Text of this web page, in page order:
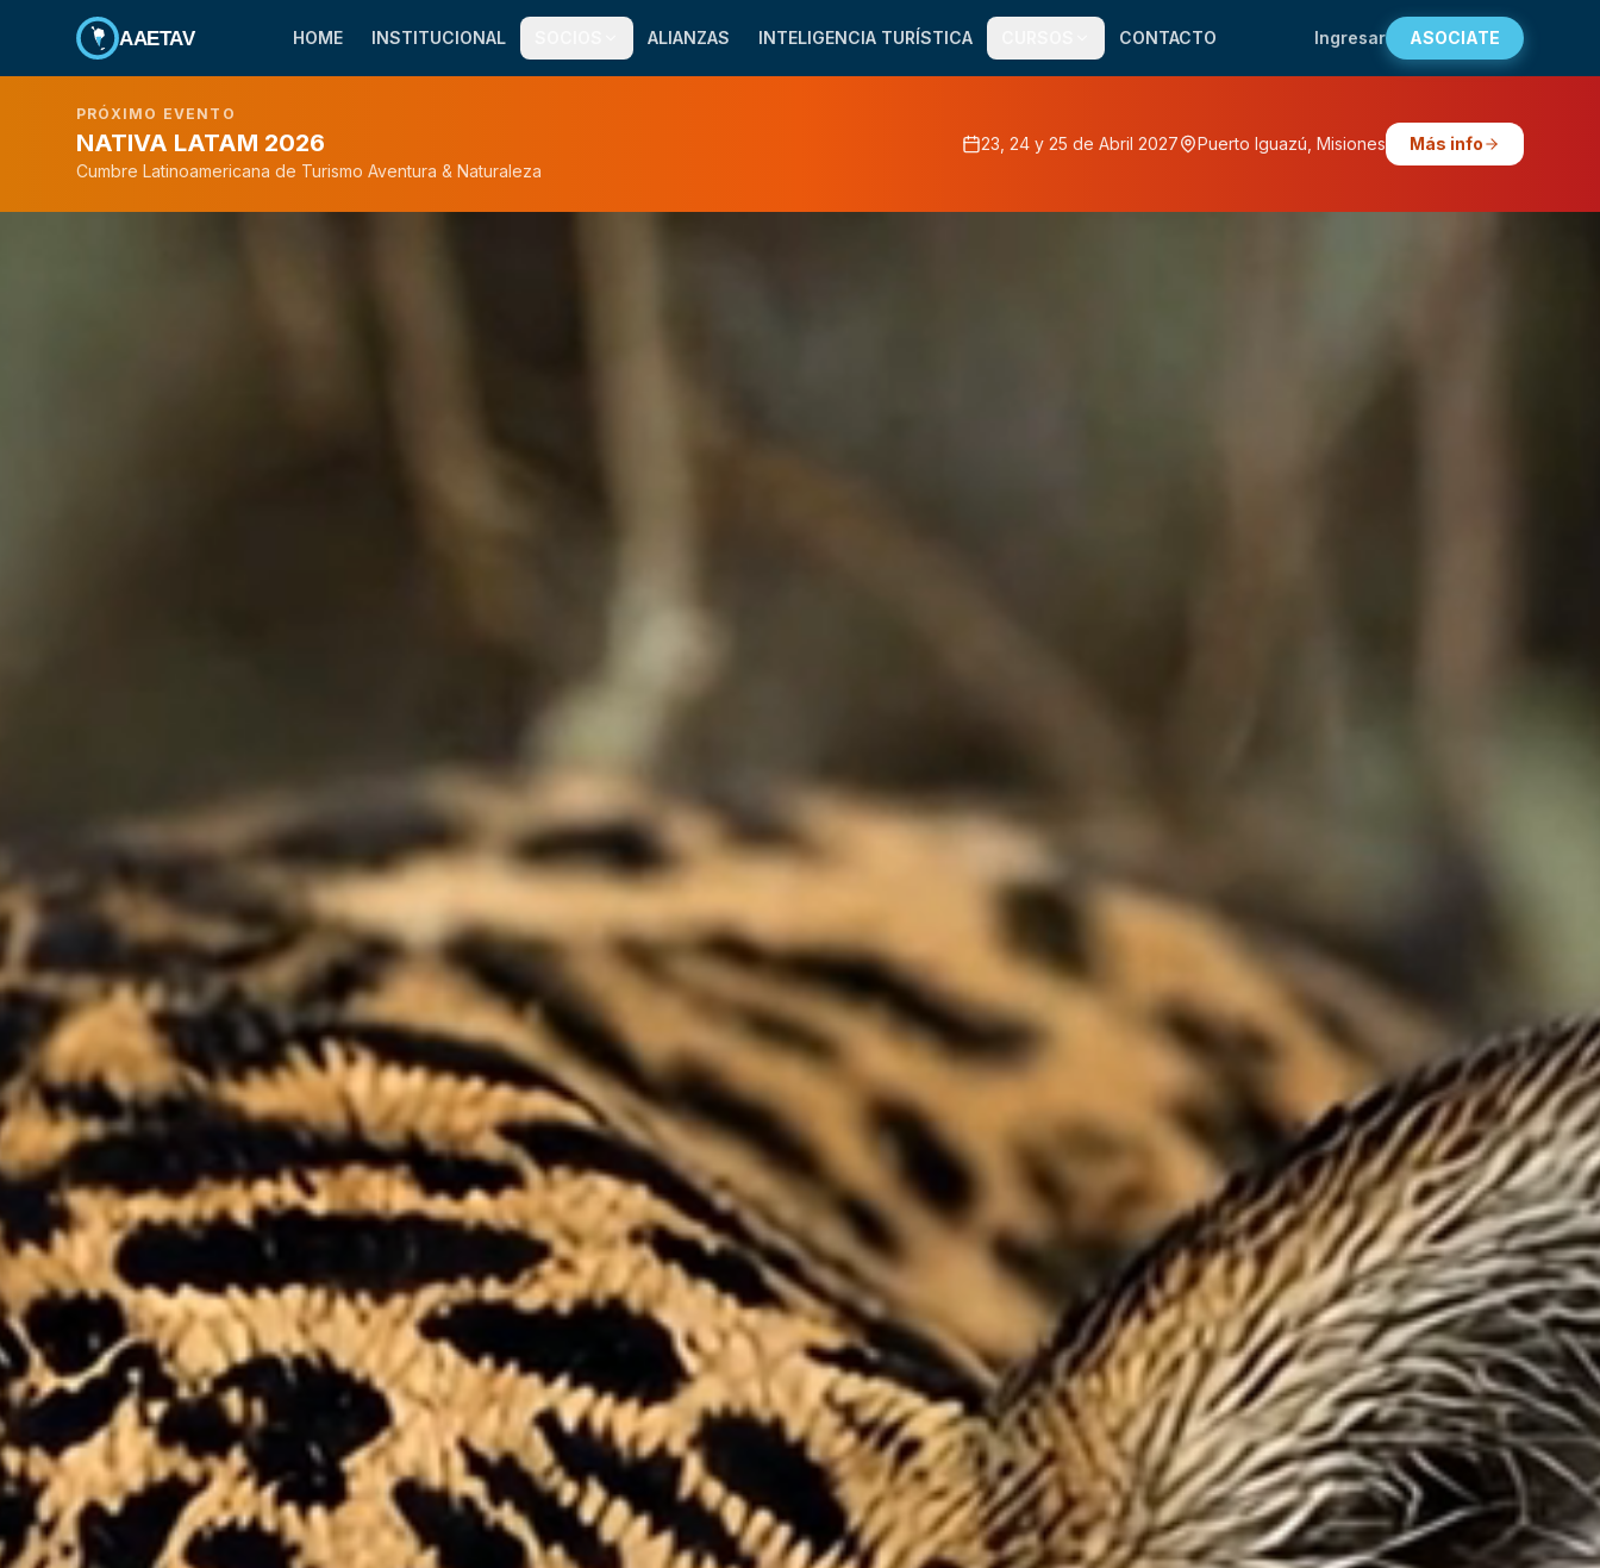
AAETAV HOME INSTITUCIONAL ALIANZAS INTELIGENCIA TURÍSTICA CONTACTO Ingresar ASOCIATE
PRÓXIMO EVENTO
NATIVA LATAM 2026
Cumbre Latinoamericana de Turismo Aventura & Naturaleza
23, 24 y 25 de Abril 2027 Puerto Iguazú, Misiones Más info